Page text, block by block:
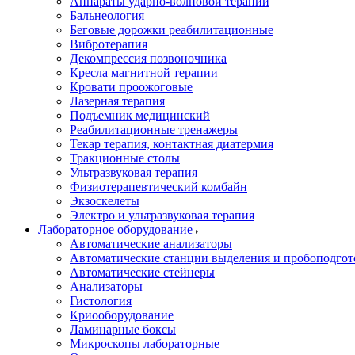
Бальнеология
Беговые дорожки реабилитационные
Вибротерапия
Декомпрессия позвоночника
Кресла магнитной терапии
Кровати проожоговые
Лазерная терапия
Подъемник медицинский
Реабилитационные тренажеры
Текар терапия, контактная диатермия
Тракционные столы
Ультразвуковая терапия
Физиотерапевтический комбайн
Экзоскелеты
Электро и ультразвуковая терапия
Лабораторное оборудование
Автоматические анализаторы
Автоматические станции выделения и
Автоматические стейнеры
Анализаторы
Гистология
Криооборудование
Ламинарные боксы
Микроскопы лабораторные